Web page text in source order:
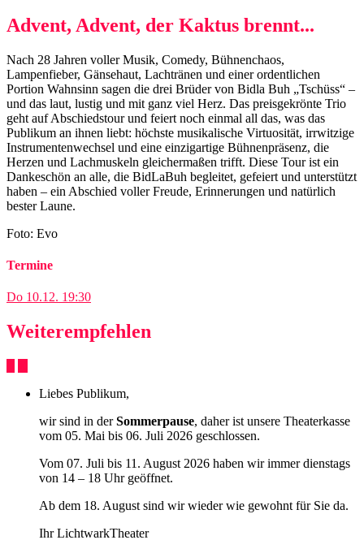
Advent, Advent, der Kaktus brennt...
Nach 28 Jahren voller Musik, Comedy, Bühnenchaos,
Lampenfieber, Gänsehaut, Lachtränen und einer ordentlichen
Portion Wahnsinn sagen die drei Brüder von Bidla Buh „Tschüss“ –
und das laut, lustig und mit ganz viel Herz. Das preisgekrönte Trio
geht auf Abschiedstour und feiert noch einmal all das, was das
Publikum an ihnen liebt: höchste musikalische Virtuosität, irrwitzige
Instrumentenwechsel und eine einzigartige Bühnenpräsenz, die
Herzen und Lachmuskeln gleichermaßen trifft. Diese Tour ist ein
Dankeschön an alle, die BidLaBuh begleitet, gefeiert und unterstützt
haben – ein Abschied voller Freude, Erinnerungen und natürlich
bester Laune.
Foto: Evo
Termine
Do 10.12. 19:30
Weiterempfehlen
Liebes Publikum,
wir sind in derSommerpause, daher ist unsere Theaterkasse
vom 05. Mai bis 06. Juli 2026 geschlossen.
Vom 07. Juli bis 11. August 2026 haben wir immer dienstags
von 14 – 18 Uhr geöffnet.
Ab dem 18. August sind wir wieder wie gewohnt für Sie da.
Ihr LichtwarkTheater